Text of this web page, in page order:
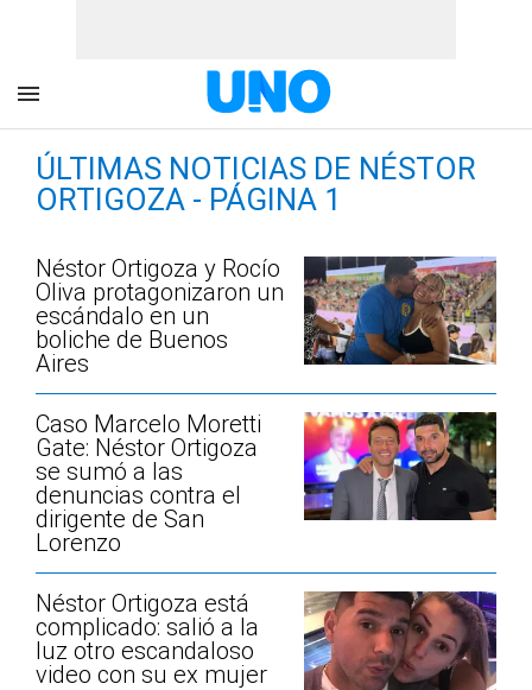
ÚLTIMAS NOTICIAS DE NÉSTOR
ORTIGOZA - PÁGINA 1
Néstor Ortigoza y Rocío
Oliva protagonizaron un
escándalo en un
boliche de Buenos
Aires
Caso Marcelo Moretti
Gate: Néstor Ortigoza
se sumó a las
denuncias contra el
dirigente de San
Lorenzo
Néstor Ortigoza está
complicado: salió a la
luz otro escandaloso
video con su ex mujer